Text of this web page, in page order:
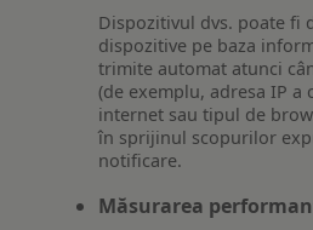
Dispozitivul dvs. poate fi
dispozitive pe baza
trimite automat atunci
(de exemplu, adresa IP a
internet sau tipul de
în sprijinul scopurilor
notificare.
Măsurarea